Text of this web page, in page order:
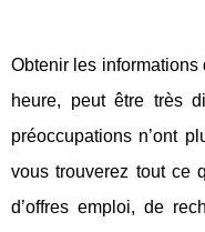
Obtenir les informations
heure, peut être très
préoccupations n’ont
vous trouverez tout ce
d’offres emploi, de